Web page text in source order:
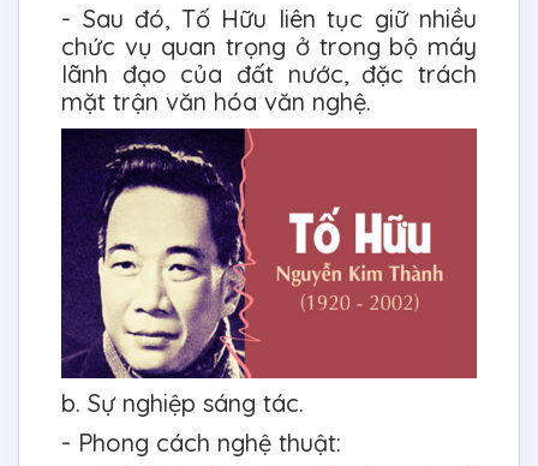
- Sau đó, Tố Hữu liên tục giữ nhiều
chức vụ quan trọng ở trong bộ máy
lãnh đạo của đất nước, đặc trách
mặt trận văn hóa văn nghệ.
b. Sự nghiệp sáng tác.
- Phong cách nghệ thuật: